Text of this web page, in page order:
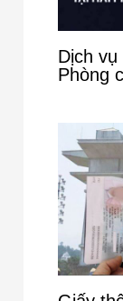
Dịch
Phòng